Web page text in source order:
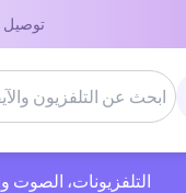
توصيل
التلفزيونات، الصوت